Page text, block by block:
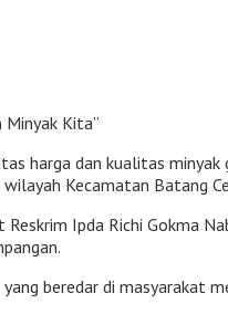
Minyak Kita”
harga dan kualitas minyak
Kecamatan Batang
Ipda Richi Gokma
beredar di